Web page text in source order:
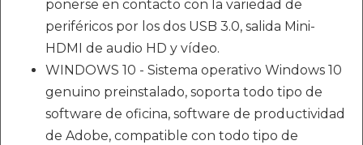
ponerse en contacto con la variedad de
periféricos por los dos USB 3.0, salida Mini-
HDMI de audio HD y vídeo.
WINDOWS 10 - Sistema operativo Windows 10
genuino preinstalado, soporta todo tipo de
software de oficina, software de productividad
de Adobe, compatible con todo tipo de